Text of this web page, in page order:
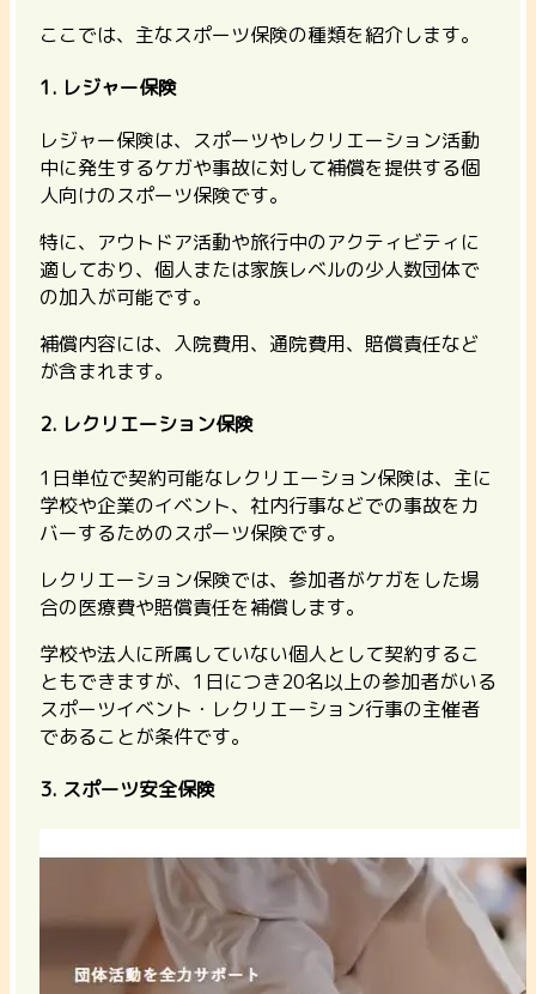
ここでは、主なスポーツ保険の種類を紹介します。
1. レジャー保険
レジャー保険は、スポーツやレクリエーション活動
中に発生するケガや事故に対して補償を提供する個
人向けのスポーツ保険です。
特に、アウトドア活動や旅行中のアクティビティに
適しており、 個人または家族レベルの少人数団体で
の加入が可能です。
補償内容には、入院費用、通院費用、賠償責任など
が含まれます。
2. レクリエーション保険
1日単位で契約可能なレクリエーション保険は、主に
学校や企業のイベント、社内行事などでの事故をカ
バーするためのスポーツ保険です。
レクリエーション保険では、参加者がケガをした場
合の医療費や賠償責任を補償します。
学校や法人に所属していない個人として契約するこ
ともできますが、1日につき20名以上の参加者がいる
スポーツイベント・レクリエーション行事の主催者
であることが条件です。
3. スポーツ安全保険